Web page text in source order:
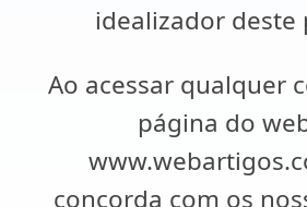
idealizador deste
Ao acessar qualquer
página do
concorda com os